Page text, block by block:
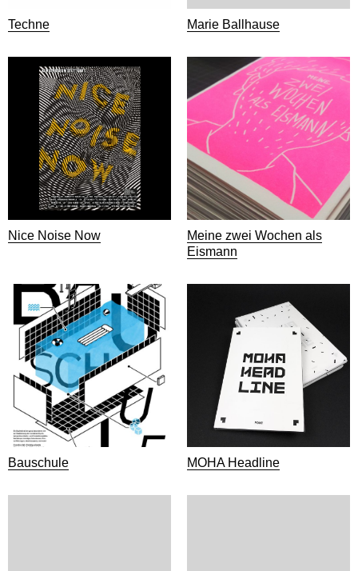
Techne Marie Ballhause
Nice Noise Now
Meine zwei Wochen als
Eismann
Bauschule MOHA Headline